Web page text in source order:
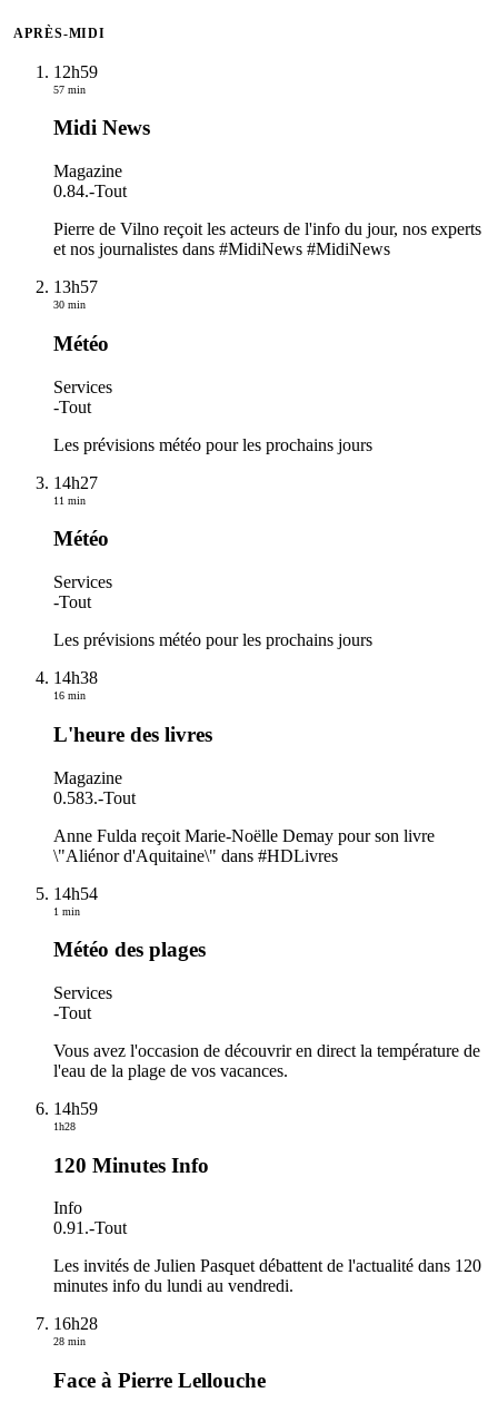
APRÈS-MIDI
12h59
57 min
Midi News
Magazine
0.84.-Tout
Pierre de Vilno reçoit les acteurs de l'info du jour, nos experts
et nos journalistes dans #MidiNews #MidiNews
13h57
30 min
Météo
Services
-Tout
Les prévisions météo pour les prochains jours
14h27
11 min
Météo
Services
-Tout
Les prévisions météo pour les prochains jours
14h38
16 min
L'heure des livres
Magazine
0.583.-Tout
Anne Fulda reçoit Marie-Noëlle Demay pour son livre
\"Aliénor d'Aquitaine\" dans #HDLivres
14h54
1 min
Météo des plages
Services
-Tout
Vous avez l'occasion de découvrir en direct la température de
l'eau de la plage de vos vacances.
14h59
1h28
120 Minutes Info
Info
0.91.-Tout
Les invités de Julien Pasquet débattent de l'actualité dans 120
minutes info du lundi au vendredi.
16h28
28 min
Face à Pierre Lellouche